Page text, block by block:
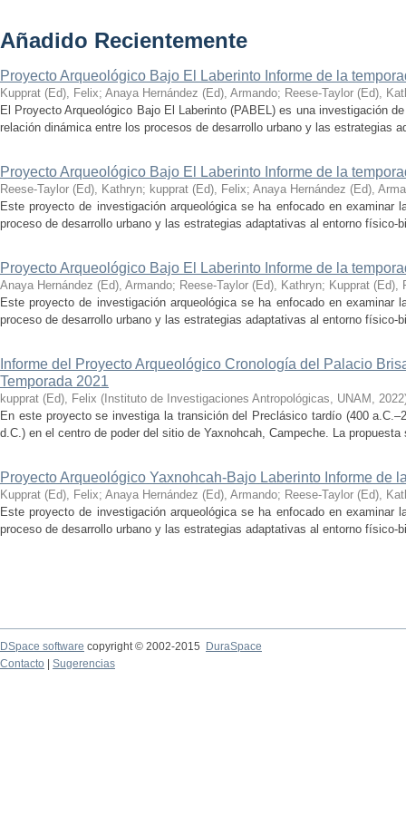
Añadido Recientemente
Proyecto Arqueológico Bajo El Laberinto Informe de la
Kupprat (Ed), Felix; Anaya Hernández (Ed), Armando; Reese-Taylor (Ed),
El Proyecto Arqueológico Bajo El Laberinto (PABEL) es una investigación
relación dinámica entre los procesos de desarrollo urbano y las estrategias
Proyecto Arqueológico Bajo El Laberinto Informe de la
Reese-Taylor (Ed), Kathryn; kupprat (Ed), Felix; Anaya Hernández (Ed),
Este proyecto de investigación arqueológica se ha enfocado en examinar
proceso de desarrollo urbano y las estrategias adaptativas al entorno físico-
Proyecto Arqueológico Bajo El Laberinto Informe de la
Anaya Hernández (Ed), Armando; Reese-Taylor (Ed), Kathryn; Kupprat (Ed),
Este proyecto de investigación arqueológica se ha enfocado en examinar
proceso de desarrollo urbano y las estrategias adaptativas al entorno físico-
Informe del Proyecto Arqueológico Cronología del Palacio
Temporada 2021
kupprat (Ed), Felix ( Instituto de Investigaciones Antropológicas, UNAM , 2022
En este proyecto se investiga la transición del Preclásico tardío (400
d.C.) en el centro de poder del sitio de Yaxnohcah, Campeche. La
Proyecto Arqueológico Yaxnohcah-Bajo Laberinto Informe de
Kupprat (Ed), Felix; Anaya Hernández (Ed), Armando; Reese-Taylor (Ed),
Este proyecto de investigación arqueológica se ha enfocado en examinar
proceso de desarrollo urbano y las estrategias adaptativas al entorno físico-
DSpace software copyright © 2002-2015
DuraSpace
Contacto
Sugerencias